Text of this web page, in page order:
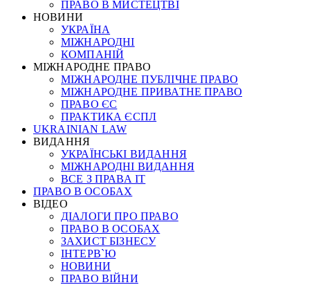
ПРАВО В МИСТЕЦТВІ
НОВИНИ
УКРАЇНА
МІЖНАРОДНІ
КОМПАНІЙ
МІЖНАРОДНЕ ПРАВО
МІЖНАРОДНЕ ПУБЛІЧНЕ ПРАВО
МІЖНАРОДНЕ ПРИВАТНЕ ПРАВО
ПРАВО ЄС
ПРАКТИКА ЄСПЛ
UKRAINIAN LAW
ВИДАННЯ
УКРАЇНСЬКІ ВИДАННЯ
МІЖНАРОДНІ ВИДАННЯ
ВСЕ З ПРАВА ІТ
ПРАВО В ОСОБАХ
ВІДЕО
ДІАЛОГИ ПРО ПРАВО
ПРАВО В ОСОБАХ
ЗАХИСТ БІЗНЕСУ
ІНТЕРВ`Ю
НОВИНИ
ПРАВО ВІЙНИ